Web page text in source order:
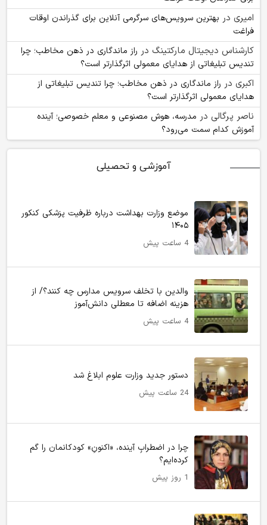
امیری در بهترین سرویس‌های سرگرمی آنلاین برای گذراندن اوقات
فراغت
کارشناس دیجیتال مارکتینگ در راز ماندگاری در ذهن مخاطب؛ چرا
تندیس تبلیغاتی از هدایای معمولی اثرگذارتر است؟
اکبری در راز ماندگاری در ذهن مخاطب؛ چرا تندیس تبلیغاتی از
هدایای معمولی اثرگذارتر است؟
ناصر پرگالی در مدرسه، هوش مصنوعی و معلم خصوصی؛ آینده
آموزش کدام سمت می‌رود؟
آموزشی و تحصیلی
موضع وزارت بهداشت درباره ظرفیت پزشکی کنکور
۱۴۰۵
4 ساعت پیش
والدین با تخلف سرویس مدارس چه کنند؟/ از
هزینه اضافه تا معطلی دانش‌آموز
4 ساعت پیش
دستور جدید وزارت علوم ابلاغ شد
24 ساعت پیش
چرا در اضطرابِ آینده، «اکنونِ» کودکانمان را گم
کرده‌ایم؟
1 روز پیش